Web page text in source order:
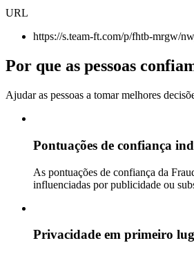
URL
https://s.team-ft.com/p/fhtb-mrgw/
Por que as pessoas
Ajudar as pessoas a tomar melhores
Pontuações de confiança
As pontuações de confiança da
influenciadas por publicidade ou
Privacidade em primeiro